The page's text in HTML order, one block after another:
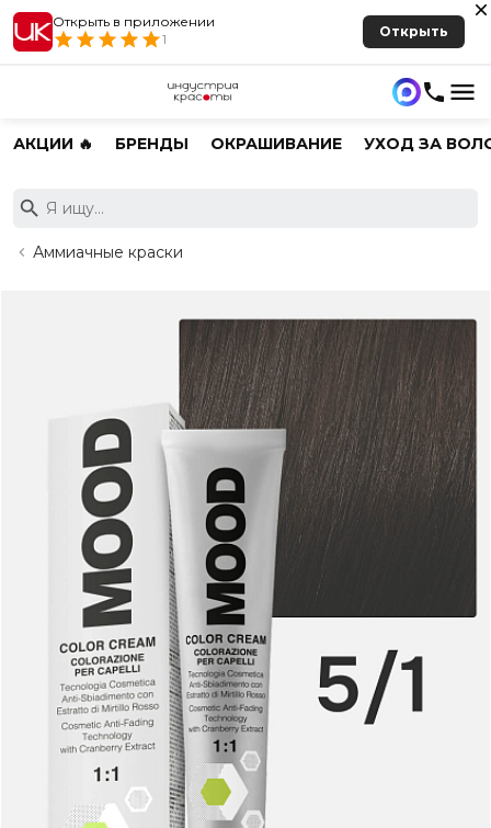
Открыть в приложении
1
Открыть
АКЦИИ 🔥 БРЕНДЫ ОКРАШИВАНИЕ УХОД ЗА
Аммиачные краски